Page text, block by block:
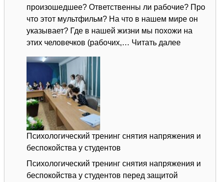
произошедшее? Ответственны ли рабочие? Про
что этот мультфильм? На что в нашем мире он
указывает? Где в нашей жизни мы похожи на
этих человечков (рабочих,… Читать далее:
Психологический тренинг снятия напряжения и
беспокойства у студентов
Психологический тренинг снятия напряжения и
беспокойства у студентов перед защитой